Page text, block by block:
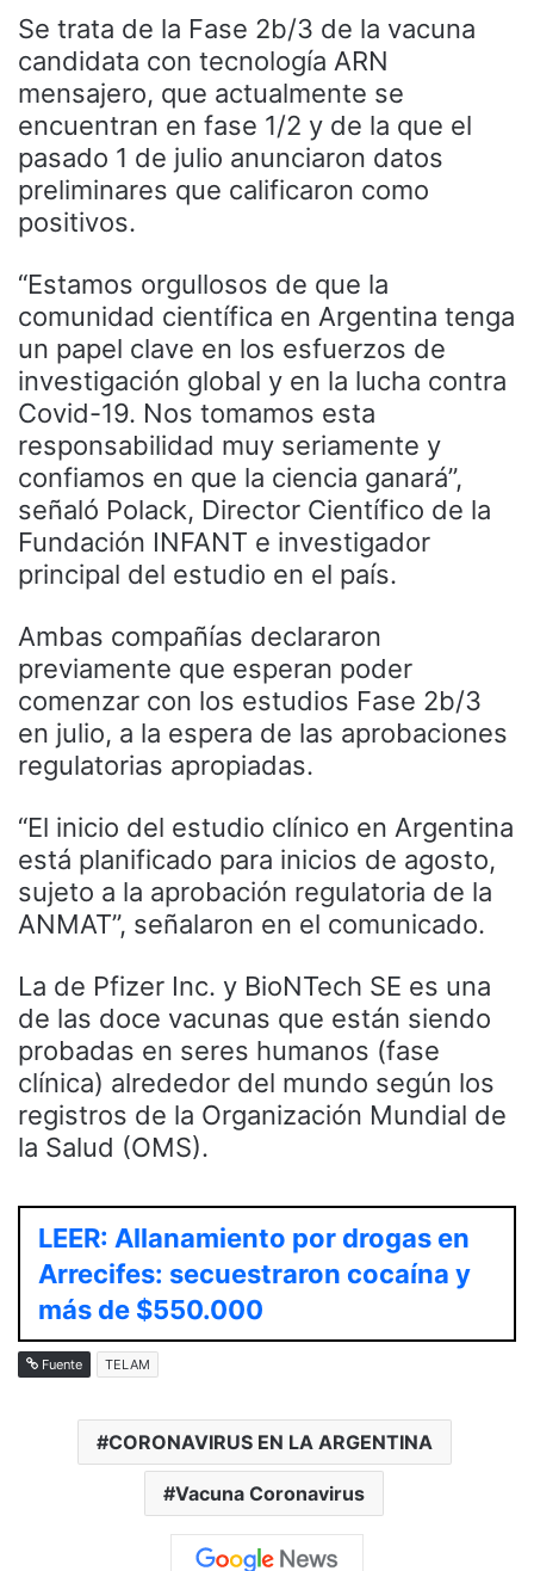
Se trata de la Fase 2b/3 de la vacuna
candidata con tecnología ARN
mensajero, que actualmente se
encuentran en fase 1/2 y de la que el
pasado 1 de julio anunciaron datos
preliminares que calificaron como
positivos.
“Estamos orgullosos de que la
comunidad científica en Argentina tenga
un papel clave en los esfuerzos de
investigación global y en la lucha contra
Covid-19. Nos tomamos esta
responsabilidad muy seriamente y
confiamos en que la ciencia ganará”,
señaló Polack, Director Científico de la
Fundación INFANT e investigador
principal del estudio en el país.
Ambas compañías declararon
previamente que esperan poder
comenzar con los estudios Fase 2b/3
en julio, a la espera de las aprobaciones
regulatorias apropiadas.
“El inicio del estudio clínico en Argentina
está planificado para inicios de agosto,
sujeto a la aprobación regulatoria de la
ANMAT”, señalaron en el comunicado.
La de Pfizer Inc. y BioNTech SE es una
de las doce vacunas que están siendo
probadas en seres humanos (fase
clínica) alrededor del mundo según los
registros de la Organización Mundial de
la Salud (OMS).
LEER: Allanamiento por drogas en
Arrecifes: secuestraron cocaína y
más de $550.000
Fuente TELAM
CORONAVIRUS EN LA ARGENTINA
Vacuna Coronavirus